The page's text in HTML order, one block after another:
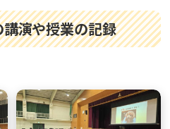
演や授業の記録